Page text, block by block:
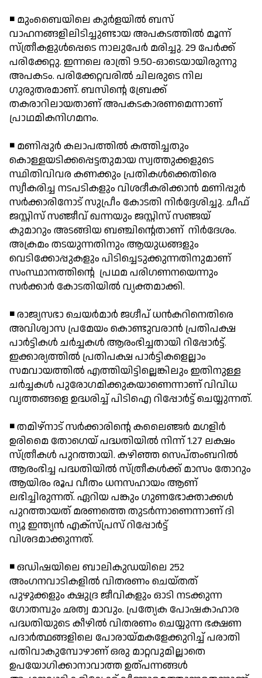
◾ മുംബൈയിലെ കുര്‍ളയില്‍ ബസ്
വാഹനങ്ങളിലിടിച്ചുണ്ടായ അപകടത്തില്‍ മൂന്ന്
സ്ത്രീകളുള്‍പ്പെടെ നാലുപേര്‍ മരിച്ചു. 29 പേര്‍ക്ക്
പരിക്കേറ്റു. ഇന്നലെ രാത്രി 9.50-ഓടെയായിരുന്നു
അപകടം. പരിക്കേറ്റവരില്‍ ചിലരുടെ നില
ഗുരുതരമാണ്. ബസിന്റെ ബ്രേക്ക്
തകരാറിലായതാണ് അപകടകാരണമെന്നാണ്
പ്രാഥമികനിഗമനം.
◾ മണിപ്പുര്‍ കലാപത്തില്‍ കത്തിച്ചതും
കൊള്ളയടിക്കപ്പെട്ടതുമായ സ്വത്തുക്കളുടെ
സ്ഥിതിവിവര കണക്കും പ്രതികള്‍ക്കെതിരെ
സ്വീകരിച്ച നടപടികളും വിശദീകരിക്കാന്‍ മണിപ്പുര്‍
സര്‍ക്കാരിനോട് സുപ്രീം കോടതി നിര്‍ദ്ദേശിച്ചു. ചീഫ്
ജസ്റ്റിസ് സഞ്ജീവ് ഖന്നയും ജസ്റ്റിസ് സഞ്ജയ്
കുമാറും അടങ്ങിയ ബഞ്ചിന്റെതാണ് നിര്‍ദേശം.
അക്രമം തടയുന്നതിനും ആയുധങ്ങളും
വെടിക്കോപ്പുകളും പിടിച്ചെടുക്കുന്നതിനുമാണ്
സംസ്ഥാനത്തിന്റെ പ്രഥമ പരിഗണനയെന്നും
സര്‍ക്കാര്‍ കോടതിയില്‍ വ്യക്തമാക്കി.
◾ രാജ്യസഭാ ചെയര്‍മാര്‍ ജഗ്ദീപ് ധന്‍കറിനെതിരെ
അവിശ്വാസ പ്രമേയം കൊണ്ടുവരാന്‍ പ്രതിപക്ഷ
പാര്‍ട്ടികള്‍ ചര്‍ച്ചകള്‍ ആരംഭിച്ചതായി റിപ്പോര്‍ട്ട്.
ഇക്കാര്യത്തില്‍ പ്രതിപക്ഷ പാര്‍ട്ടികളെല്ലാം
സമവായത്തില്‍ എത്തിയിട്ടില്ലെങ്കിലും ഇതിനുള്ള
ചര്‍ച്ചകള്‍ പുരോഗമിക്കുകയാണെന്നാണ് വിവിധ
വൃത്തങ്ങളെ ഉദ്ധരിച്ച് പിടിഐ റിപ്പോര്‍ട്ട് ചെയ്യുന്നത്.
◾ തമിഴ്നാട് സര്‍ക്കാരിന്റെ കലൈഞ്ജര്‍ മഗളിര്‍
ഉരിമൈ തോഗെയ് പദ്ധതിയില്‍ നിന്ന് 1.27 ലക്ഷം
സ്ത്രീകള്‍ പുറത്തായി. കഴിഞ്ഞ സെപ്തംബറില്‍
ആരംഭിച്ച പദ്ധതിയില്‍ സ്ത്രീകള്‍ക്ക് മാസം തോറും
ആയിരം രൂപ വീതം ധനസഹായം ആണ്
ലഭിച്ചിരുന്നത്. ഏറിയ പങ്കും ഗുണഭോക്താക്കള്‍
പുറത്തായത് മരണത്തെ തുടര്‍ന്നാണെന്നാണ് ദി
ന്യൂ ഇന്ത്യന്‍ എക്സ്പ്രസ് റിപ്പോര്‍ട്ട്
വിശദമാക്കുന്നത്.
◾ ഒഡിഷയിലെ ബാലികുഡയിലെ 252
അംഗനവാടികളില്‍ വിതരണം ചെയ്തത്
പുഴുക്കളും ക്ഷുദ്ര ജീവികളും ഓടി നടക്കുന്ന
ഗോതമ്പും ഛത്വ മാവും. പ്രത്യേക പോഷകാഹാര
പദ്ധതിയുടെ കീഴില്‍ വിതരണം ചെയ്യുന്ന ഭക്ഷണ
പദാര്‍ത്ഥങ്ങളിലെ പോരായ്മകളേക്കുറിച്ച് പരാതി
പതിവാകുമ്പോഴാണ് ഒരു മാറ്റവുമില്ലാതെ
ഉപയോഗിക്കാനാവാത്ത ഉത്പന്നങ്ങള്‍